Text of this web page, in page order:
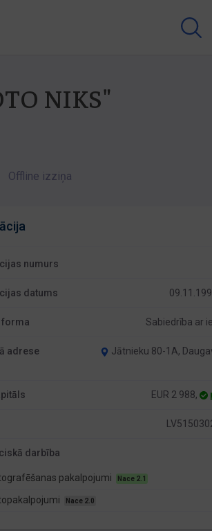
NIKS"
Offline izziņa
numurs
datums
forma Sabiedrība ar
adrese
Jātnieku 80-1A,
EUR 2 988,
darbība
pakalpojumi Nace 2.1
Nace 2.0